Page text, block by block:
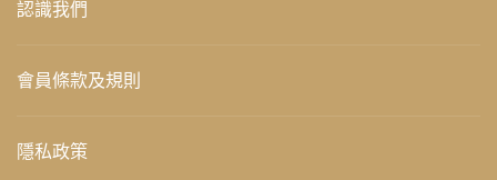
認識我們
會員條款及規則
隱私政策